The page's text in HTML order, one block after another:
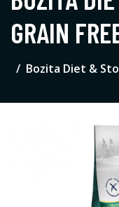
GRAIN
Bozita Diet &